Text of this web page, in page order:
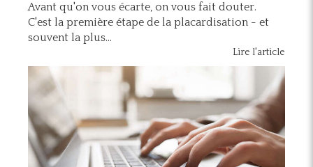
Avant qu'on vous écarte, on vous fait douter.
C'est la première étape de la placardisation - et
souvent la plus...
Lire l'article